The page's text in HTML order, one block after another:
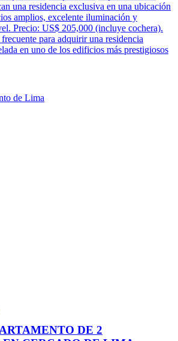
una residencia exclusiva en una ubicación
amplios, excelente iluminación y
Precio: US$ 205,000 (incluye cochera).
para adquirir una residencia
en uno de los edificios más prestigiosos
de Lima
DE 2